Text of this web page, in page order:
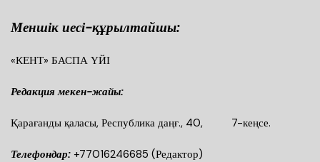
Меншік иесі-құрылтайшы:
«КЕНТ» БАСПА ҮЙІ
Редакция мекен-жайы:
Қарағанды қаласы, Республика даңғ., 40, 7-кеңсе.
Телефондар: +77016246685 (Редактор)